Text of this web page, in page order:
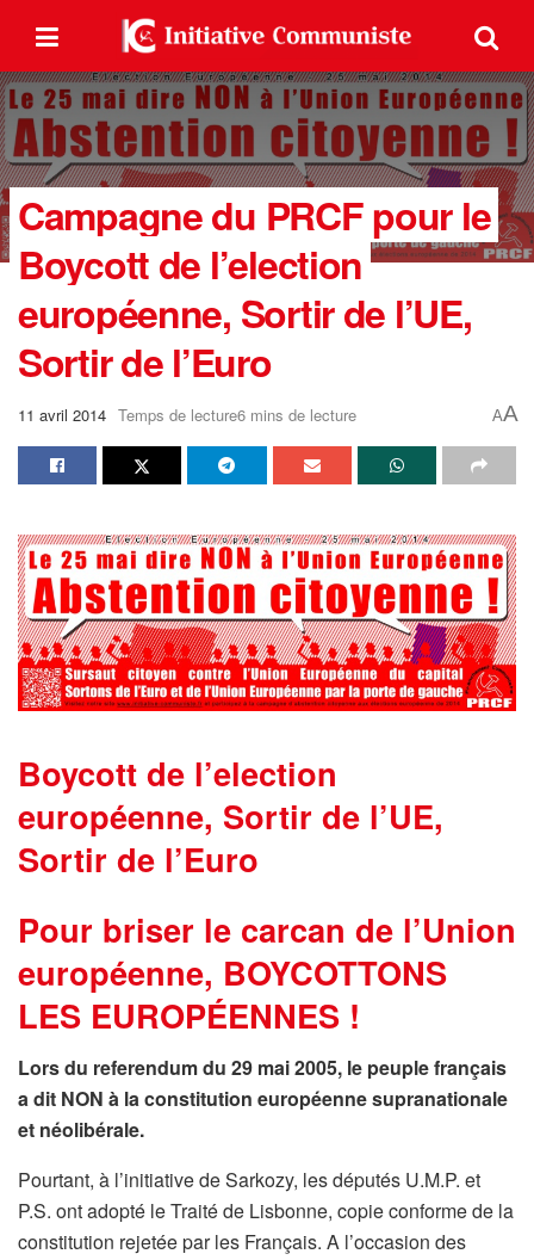
Campagne du PRCF pour le
Boycott de l’election
européenne, Sortir de l’UE,
Sortir de l’Euro
11 avril 2014 Temps de lecture6 mins de lecture AA
Boycott de l’election
européenne, Sortir de l’UE,
Sortir de l’Euro
Pour briser le carcan de l’Union
européenne, BOYCOTTONS
LES EUROPÉENNES !
Lors du referendum du 29 mai 2005, le peuple français
a dit NON à la constitution européenne supranationale
et néolibérale.
Pourtant, à l’initiative de Sarkozy, les députés U.M.P. et
P.S. ont adopté le Traité de Lisbonne, copie conforme de la
constitution rejetée par les Français. A l’occasion des